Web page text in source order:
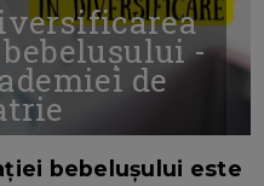
-
de
bebelușului este